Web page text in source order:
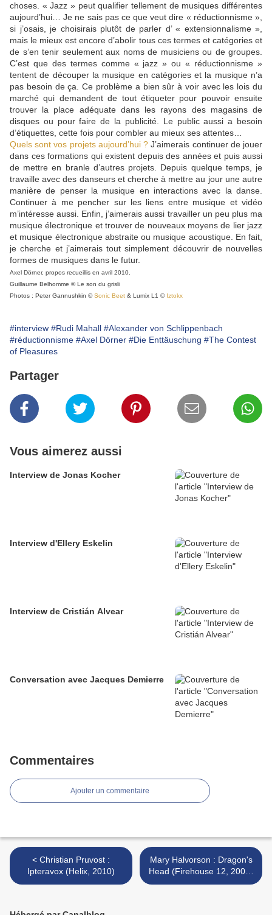
choses. « Jazz » peut qualifier tellement de musiques différentes
aujourd’hui… Je ne sais pas ce que veut dire « réductionnisme »,
si j’osais, je choisirais plutôt de parler d’ « extensionnalisme »,
mais le mieux est encore d’abolir tous ces termes et catégories et
de s’en tenir seulement aux noms de musiciens ou de groupes.
C’est que des termes comme « jazz » ou « réductionnisme »
tentent de découper la musique en catégories et la musique n’a
pas besoin de ça. Ce problème a bien sûr à voir avec les lois du
marché qui demandent de tout étiqueter pour pouvoir ensuite
trouver la place adéquate dans les rayons des magasins de
disques ou pour faire de la publicité. Le public aussi a besoin
d’étiquettes, cette fois pour combler au mieux ses attentes…
Quels sont vos projets aujourd’hui ? J’aimerais continuer de jouer
dans ces formations qui existent depuis des années et puis aussi
de mettre en branle d’autres projets. Depuis quelque temps, je
travaille avec des danseurs et cherche à mettre au jour une autre
manière de penser la musique en interactions avec la danse.
Continuer à me pencher sur les liens entre musique et vidéo
m’intéresse aussi. Enfin, j’aimerais aussi travailler un peu plus ma
musique électronique et trouver de nouveaux moyens de lier jazz
et musique électronique abstraite ou musique acoustique. En fait,
je cherche et j’aimerais tout simplement découvrir de nouvelles
formes de musiques dans le futur.
Axel Dörner, propos recueillis en avril 2010.
Guillaume Belhomme © Le son du grisli
Photos : Peter Gannushkin ©Sonic Beet & Lumix L1 © Iztokx
#interview #Rudi Mahall #Alexander von Schlippenbach
#réductionnisme #Axel Dörner #Die Enttäuschung #The Contest
of Pleasures
Partager
Vous aimerez aussi
Interview de Jonas Kocher
Interview d'Ellery Eskelin
Interview de Cristián Alvear
Conversation avec Jacques Demierre
Commentaires
Ajouter un commentaire
< Christian Pruvost :
Ipteravox (Helix, 2010)
Mary Halvorson : Dragon's
Head (Firehouse 12, 2009)
>